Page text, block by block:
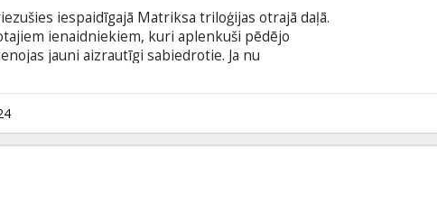
iespaidīgajā Matriksa triloģijas otrajā daļā.
ienaidniekiem, kuri aplenkuši pēdējo
jauni aizrautīgi sabiedrotie. Ja nu
Neo arvien labāk apgūst un izprot savas
Mašīnu armija. 250 000 Sargu, kas
tikai dažu stundu attālumā no Zemes pēdējās